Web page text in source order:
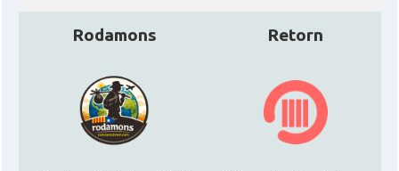
Casal
Casal dels Països Catalans a
Rodamons Retorn